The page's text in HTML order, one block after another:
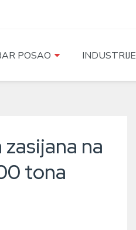
POSAO INDUSTRIJE
na
tona